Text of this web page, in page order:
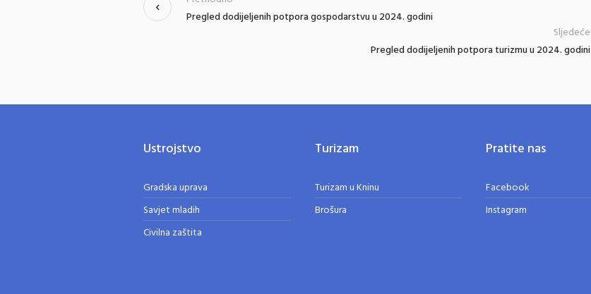
Pregled dodijeljenih potpora gospodarstvu u 2024. godini
Pregled dodijeljenih potpora turizmu u 2024. godini
Sljedeće
Ustrojstvo
Gradska uprava
Savjet mladih
Civilna zaštita
Turizam
Turizam u Kninu
Brošura
Pratite nas
Facebook
Instagram